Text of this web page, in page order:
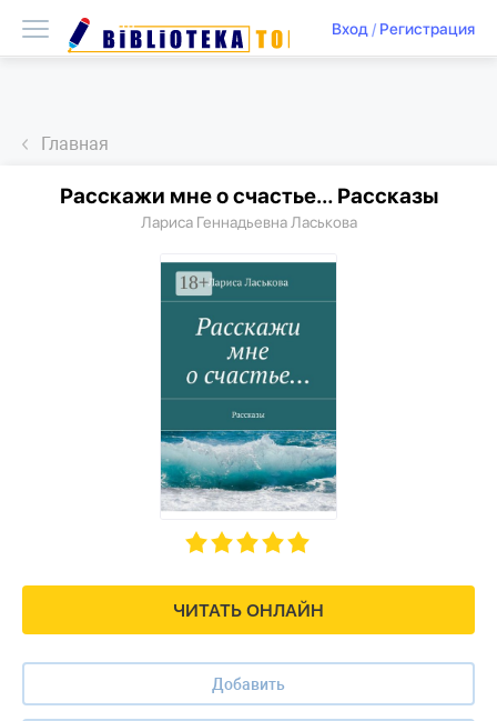
Вход/ Регистрация
Главная
ЧИТАТЬ ОНЛАЙН
Добавить
Расскажи мне о счастье… Рассказы
Лариса Геннадьевна Ласькова